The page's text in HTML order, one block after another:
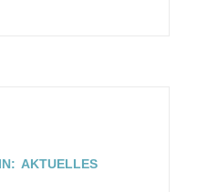
IN: AKTUELLES